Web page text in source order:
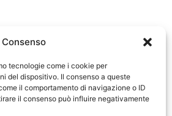
tecnologie come i cookie per
del dispositivo. Il consenso a queste
il comportamento di navigazione o ID
il consenso può influire negativamente